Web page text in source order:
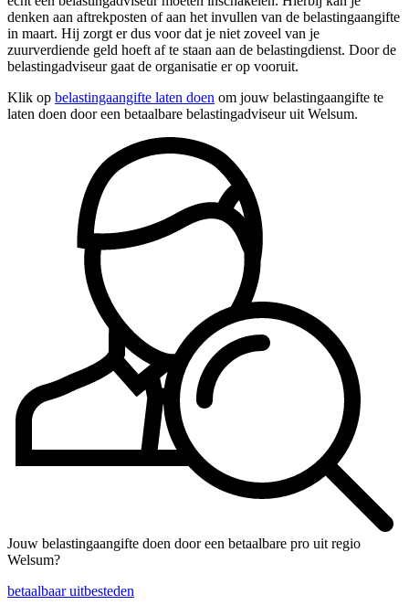
denken aan aftrekposten of aan het invullen van de belastingaangifte
in maart. Hij zorgt er dus voor dat je niet zoveel van je
zuurverdiende geld hoeft af te staan aan de belastingdienst. Door de
belastingadviseur gaat de organisatie er op vooruit.
Klik op belastingaangifte laten doen om jouw belastingaangifte te
laten doen door een betaalbare belastingadviseur uit Welsum.
Jouw belastingaangifte doen door een betaalbare pro uit regio
Welsum?
betaalbaar uitbesteden